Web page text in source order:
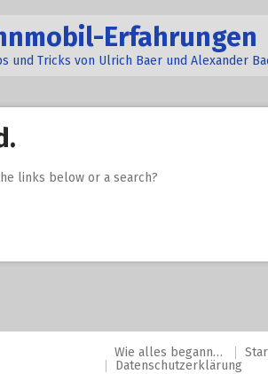
Erfahrungen
und Tricks von Ulrich Baer und Alexander
links below or a search?
Wie alles begann…
Datenschutzerklärung